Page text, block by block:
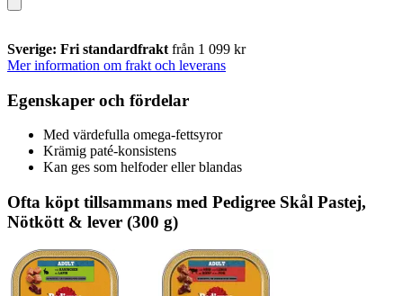
Sverige: Fri standardfrakt från 1 099 kr
Mer information om frakt och leverans
Egenskaper och fördelar
Med värdefulla omega-fettsyror
Krämig paté-konsistens
Kan ges som helfoder eller blandas
Ofta köpt tillsammans med Pedigree Skål Pastej,
Nötkött & lever (300 g)